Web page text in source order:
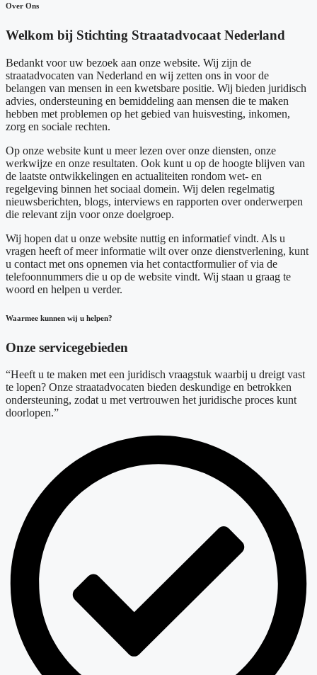
Over Ons
Welkom bij Stichting Straatadvocaat Nederland
Bedankt voor uw bezoek aan onze website. Wij zijn de
straatadvocaten van Nederland en wij zetten ons in voor de
belangen van mensen in een kwetsbare positie. Wij bieden juridisch
advies, ondersteuning en bemiddeling aan mensen die te maken
hebben met problemen op het gebied van huisvesting, inkomen,
zorg en sociale rechten.
Op onze website kunt u meer lezen over onze diensten, onze
werkwijze en onze resultaten. Ook kunt u op de hoogte blijven van
de laatste ontwikkelingen en actualiteiten rondom wet- en
regelgeving binnen het sociaal domein. Wij delen regelmatig
nieuwsberichten, blogs, interviews en rapporten over onderwerpen
die relevant zijn voor onze doelgroep.
Wij hopen dat u onze website nuttig en informatief vindt. Als u
vragen heeft of meer informatie wilt over onze dienstverlening, kunt
u contact met ons opnemen via het contactformulier of via de
telefoonnummers die u op de website vindt. Wij staan u graag te
woord en helpen u verder.
Waarmee kunnen wij u helpen?
Onze servicegebieden
“Heeft u te maken met een juridisch vraagstuk waarbij u dreigt vast
te lopen? Onze straatadvocaten bieden deskundige en betrokken
ondersteuning, zodat u met vertrouwen het juridische proces kunt
doorlopen.”